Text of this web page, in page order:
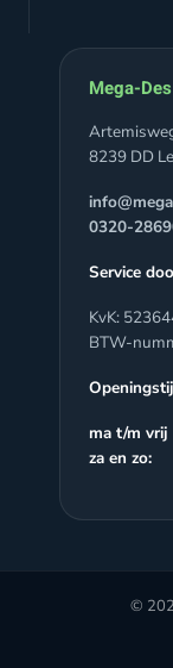
Mega-
8239 DD
0320-
Service
KvK:
BTW-
ma t/m
za en
©